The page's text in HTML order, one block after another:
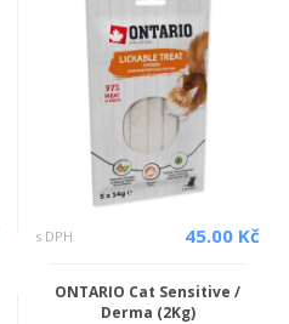
s DPH 45.00 Kč
ONTARIO Cat Sensitive /
Derma (2Kg)